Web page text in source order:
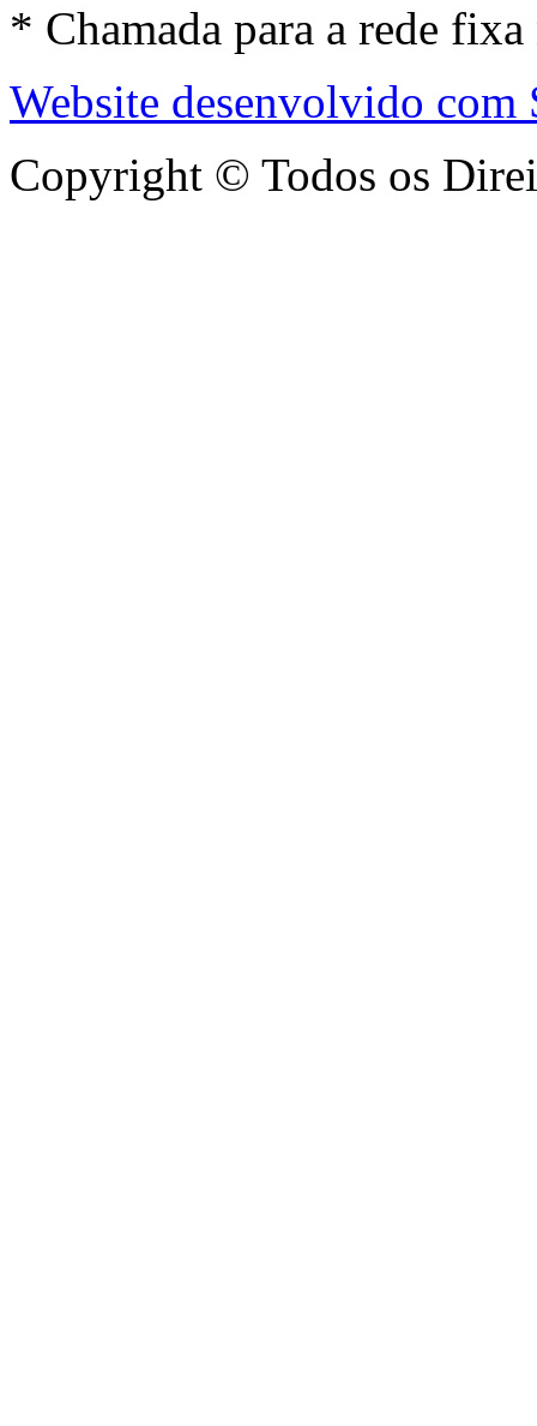
* Chamada para a rede
Website desenvolvido
Copyright © Todos os